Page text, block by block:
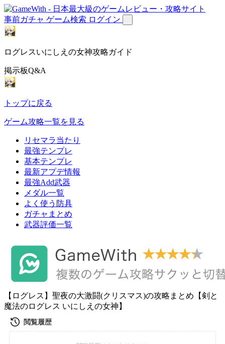
事前ガチャ ゲーム検索 ログイン
ログレスいにしえの女神攻略ガイド
掲示板Q&A
トップに戻る
ゲーム攻略一覧を見る
リセマラ当たり
最強テンプレ
基本テンプレ
最新アプデ情報
最強Add武器
メダル一覧
よく使う防具
ガチャまとめ
武器評価一覧
【ログレス】聖夜の大激闘(クリスマス)の攻略まとめ【剣と
魔法のログレス いにしえの女神】